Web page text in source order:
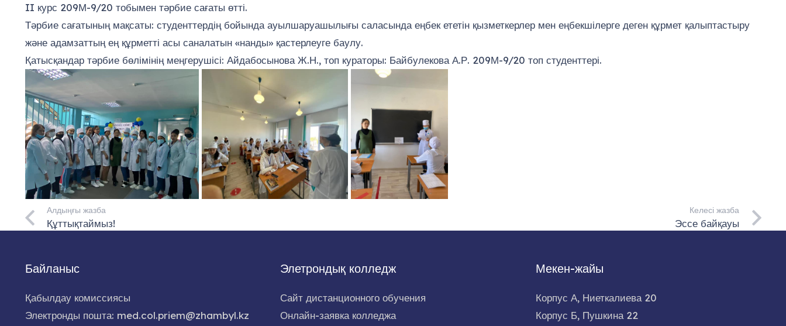
II курс 209М-9/20 тобымен тәрбие сағаты өтті.
Тәрбие сағатының мақсаты: студенттердің бойында ауылшаруашылығы саласында еңбек ететін қызметкерлер мен еңбекшілерге деген құрмет қалыптастыру
және адамзаттың ең құрметті асы саналатын «нанды» қастерлеуге баулу.
Қатысқандар тәрбие бөлімінің меңгерушісі: Айдабосынова Ж.Н., топ кураторы: Байбулекова А.Р. 209М-9/20 топ студенттері.
Алдыңғы жазба
Құттықтаймыз!
Келесі жазба
Эссе байқауы
Байланыс
Қабылдау комиссиясы
Электронды пошта: med.col.priem@zhambyl.kz
Элетрондық колледж
Сайт дистанционного обучения
Онлайн-заявка колледжа
Мекен-жайы
Корпус А, Ниеткалиева 20
Корпус Б, Пушкина 22